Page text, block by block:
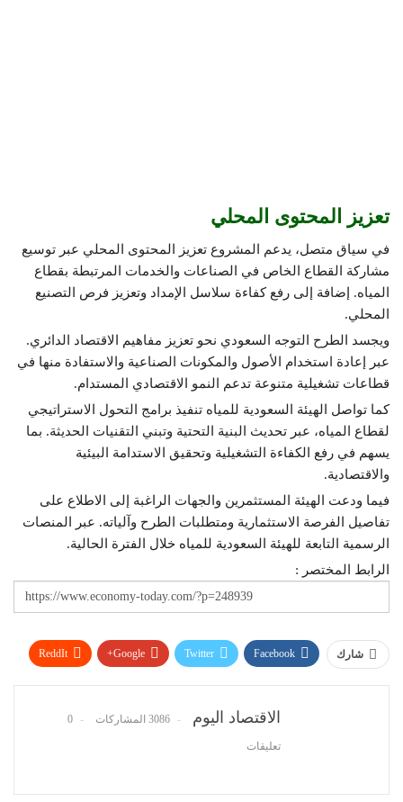
تعزيز المحتوى المحلي
في سياق متصل، يدعم المشروع تعزيز المحتوى المحلي عبر توسيع
مشاركة القطاع الخاص في الصناعات والخدمات المرتبطة بقطاع
المياه. إضافة إلى رفع كفاءة سلاسل الإمداد وتعزيز فرص التصنيع
المحلي.
ويجسد الطرح التوجه السعودي نحو تعزيز مفاهيم الاقتصاد الدائري.
عبر إعادة استخدام الأصول والمكونات الصناعية والاستفادة منها في
قطاعات تشغيلية متنوعة تدعم النمو الاقتصادي المستدام.
كما تواصل الهيئة السعودية للمياه تنفيذ برامج التحول الاستراتيجي
لقطاع المياه، عبر تحديث البنية التحتية وتبني التقنيات الحديثة. بما
يسهم في رفع الكفاءة التشغيلية وتحقيق الاستدامة البيئية
والاقتصادية.
فيما ودعت الهيئة المستثمرين والجهات الراغبة إلى الاطلاع على
تفاصيل الفرصة الاستثمارية ومتطلبات الطرح وآلياته. عبر المنصات
الرسمية التابعة للهيئة السعودية للمياه خلال الفترة الحالية.
الرابط المختصر :
شارك Facebook
Twitter
Google+
ReddIt
الاقتصاد اليوم 3086 المشاركات 0
تعليقات